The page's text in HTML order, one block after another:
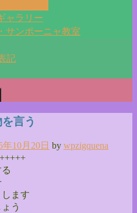
ャラリー
サンポーニャ教室
記
言う
年10月20日 by wpzigquena
ます
う